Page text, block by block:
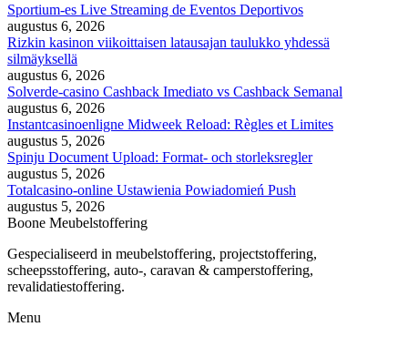
Sportium-es Live Streaming de Eventos Deportivos
augustus 6, 2026
Rizkin kasinon viikoittaisen latausajan taulukko yhdessä
silmäyksellä
augustus 6, 2026
Solverde-casino Cashback Imediato vs Cashback Semanal
augustus 6, 2026
Instantcasinoenligne Midweek Reload: Règles et Limites
augustus 5, 2026
Spinju Document Upload: Format- och storleksregler
augustus 5, 2026
Totalcasino-online Ustawienia Powiadomień Push
augustus 5, 2026
Boone Meubelstoffering
Gespecialiseerd in meubelstoffering, projectstoffering,
scheepsstoffering, auto-, caravan & camperstoffering,
revalidatiestoffering.
Menu